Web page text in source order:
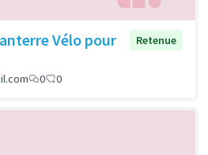
Vélo pour
Retenue
0 0